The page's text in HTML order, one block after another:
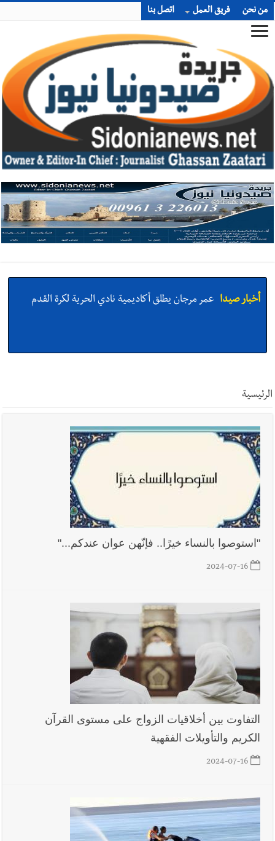
من نحن فريق العمل اتصل بنا
أخبار صيدا عمر مرجان يطلق أكاديمية نادي الحرية لكرة القدم
أخبار صيدا
بالصور : النائب أسامة سعد يسستقبل عامر معطي
وغسان دالي بلطه في الذكرى الرابعة والعشرين لغياب مصطفى
معروف سعد والنقيب في أمن الدولة أحمد حسين في زيارة تعارف
أخبار صيدا
بلدية صيدا تهنئ نادي الأهلي صيدا بإحرازه بطولة لبنان
بكرة الطاولة للرجال للعام الرابع على التوالي
بوفاة الراحل ميشال معلولي
أخبار لبنان
الجيش اللبناني : إصابة أحد العسكريين بجروح طفيفة
نتيجة استهداف إسرائيلي معادٍ لجرافة للجيش في بلدة المنصوري -
صور
أخبار لبنان مسيّرة أسرائيلية القت قنبلة صوتية باتجاه جرافة للجيش
اللبناني خلال عملها في المنصوري ومعلومات أولية عن اصابة أحد
أخبار لبنان بسام طليس : نرفض فرض ضريبة جديدة على
المحروقات تحت شعار حماية البيئة والأولوية اليوم للتخفيف من
الرئيسية
"استوصوا بالنساء خيرًا.. فإنّهن عوان عندكم..."
2024-07-16
التفاوت بين أخلاقيات الزواج على مستوى القرآن
الكريم والتأويلات الفقهية
2024-07-16